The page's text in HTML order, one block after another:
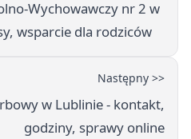
Wychowawczy nr 2 w
wsparcie dla rodziców
Następny >>
w Lublinie - kontakt,
godziny, sprawy online